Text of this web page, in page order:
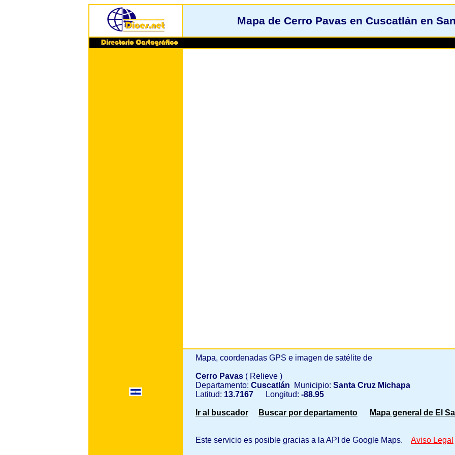
Mapa de Cerro Pavas en Cuscatlán en
Mapa, coordenadas GPS e imagen de satélite de
Cerro Pavas ( Relieve )
Departamento: Cuscatlán Municipio: Santa Cruz Michapa
Latitud: 13.7167 Longitud: -88.95
Ir al buscador Buscar por departamento Mapa general de El
Este servicio es posible gracias a la API de Google Maps. Aviso Legal